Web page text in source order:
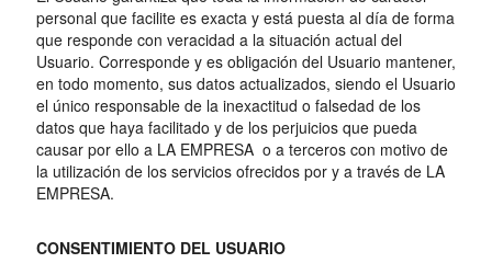
personal que facilite es exacta y está puesta al día de forma
que responde con veracidad a la situación actual del
Usuario. Corresponde y es obligación del Usuario mantener,
en todo momento, sus datos actualizados, siendo el Usuario
el único responsable de la inexactitud o falsedad de los
datos que haya facilitado y de los perjuicios que pueda
causar por ello a LA EMPRESA o a terceros con motivo de
la utilización de los servicios ofrecidos por y a través de LA
EMPRESA.
CONSENTIMIENTO DEL USUARIO